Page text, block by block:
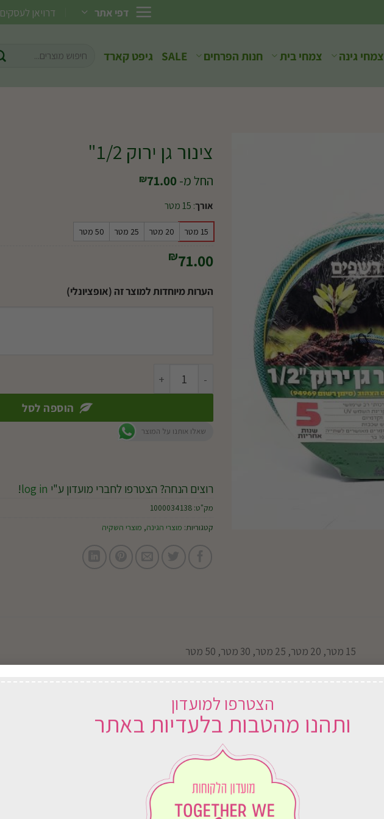
הצטרפו למועדון
ותהנו מהטבות בלעדיות באתר
דפי אתר דרויאן לעסקים
צמחי גינה צמחי בית חנות הפרחים SALE גיפט קארד
צינור גן ירוק 1/2"
החל מ- ₪71.00
אורך: 15 מטר
15 מטר 20 מטר 25 מטר 50 מטר
₪71.00
הערות מיוחדות למוצר זה (אופציונלי)
הוספה לסל
שאלו אותנו על המוצר
רוצים הנחה? הצטרפו לחברי מועדון ע"י log in
!
מק"ט: 1000034138
קטגוריות: מוצרי הגינה, מוצרי השקיה
15 מטר, 20 מטר, 25 מטר, 30 מטר, 50 מטר
במשלוח
לכל הארץ